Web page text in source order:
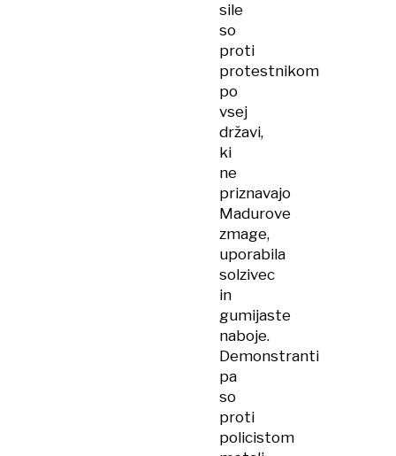
sile
so
proti
protestnikom
po
vsej
državi,
ki
ne
priznavajo
Madurove
zmage,
uporabila
solzivec
in
gumijaste
naboje.
Demonstranti
pa
so
proti
policistom